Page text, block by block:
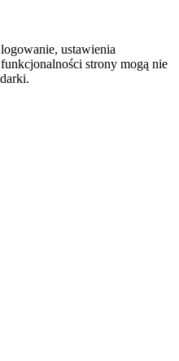
ustawienia
strony mogą nie